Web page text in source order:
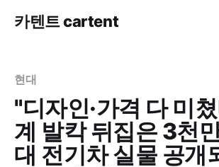
카텐트 cartent
현대
"디자인·가격 다 미
계 발칵 뒤집은 3천
대 전기차 실물 공개